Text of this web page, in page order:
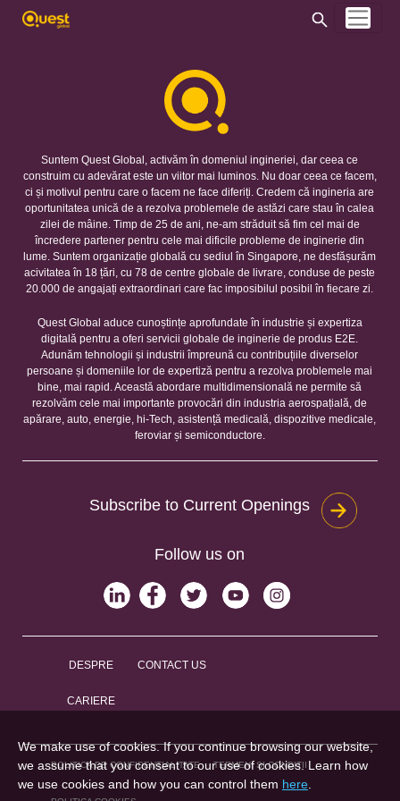
Suntem Quest Global, activăm în domeniul ingineriei, dar ceea ce
construim cu adevărat este un viitor mai luminos. Nu doar ceea ce facem,
ci și motivul pentru care o facem ne face diferiți. Credem că ingineria are
oportunitatea unică de a rezolva problemele de astăzi care stau în calea
zilei de mâine. Timp de 25 de ani, ne-am străduit să fim cel mai de
încredere partener pentru cele mai dificile probleme de inginerie din
lume. Suntem organizație globală cu sediul în Singapore, ne desfășurăm
acivitatea în 18 țări, cu 78 de centre globale de livrare, conduse de peste
20.000 de angajați extraordinari care fac imposibilul posibil în fiecare zi.
Quest Global aduce cunoștințe aprofundate în industrie și expertiza
digitală pentru a oferi servicii globale de inginerie de produs E2E.
Adunăm tehnologii și industrii împreună cu contribuțiile diverselor
persoane și domeniile lor de expertiză pentru a rezolva problemele mai
bine, mai rapid. Această abordare multidimensională ne permite să
rezolvăm cele mai importante provocări din industria aerospațială, de
apărare, auto, energie, hi-Tech, asistență medicală, dispozitive medicale,
feroviar și semiconductore.
Subscribe to Current Openings
Follow us on
DESPRE CONTACT US
CARIERE
POLITICA DE CONFIDENȚIALITATE TERMENI ȘI CONDIȚII
We make use of cookies. If you continue browsing our website,
we assume that you consent to our use of cookies. Learn how
we use cookies and how you can control them here